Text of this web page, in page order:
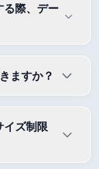
る際、デー
ますか？
イズ制限